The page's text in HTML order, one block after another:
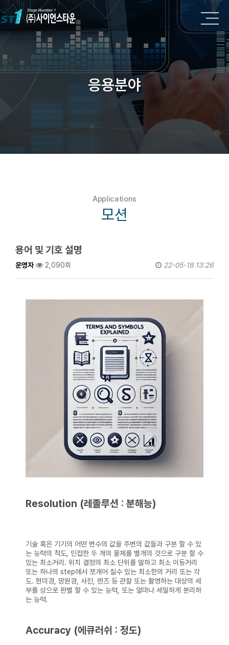
응용분야
Applications
모션
용어 및 기호 설명
운영자 2,090회 22-05-18 13:26
Resolution (레졸루션 : 분해능)
기술 혹은 기기의 어떤 변수의 값을 주변의 값들과 구분 할 수 있
는 능력의 척도, 인접한 두 개의 물체를 별개의 것으로 구분 할 수
있는 최소거리. 위치 결정의 최소 단위를 말하고 최소 이동거리
또는 하나의 step에서 쪼개어 질수 있는 최소한의 거리 또는 각
도. 현미경, 망원경, 사진, 렌즈 등 관찰 또는 촬영하는 대상의 세
부를 상으로 판별 할 수 있는 능력, 또는 얼마나 세밀하게 분리하
는 능력.
Accuracy (에큐러쉬 : 정도)